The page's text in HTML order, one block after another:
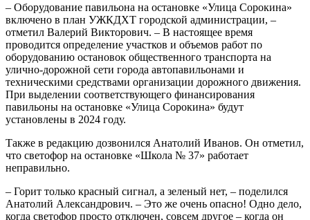
– Оборудование павильона на остановке «Улица Сорокина»
включено в план УЖКДХТ городской администрации, –
отметил Валерий Викторович. – В настоящее время
проводится определение участков и объемов работ по
оборудованию остановок общественного транспорта на
улично-дорожной сети города автопавильонами и
техническими средствами организации дорожного движения.
При выделении соответствующего финансирования
павильоны на остановке «Улица Сорокина» будут
установлены в 2024 году.
Также в редакцию дозвонился Анатолий Иванов. Он отметил,
что светофор на остановке «Школа № 37» работает
неправильно.
– Горит только красный сигнал, а зеленый нет, – поделился
Анатолий Александрович. – Это же очень опасно! Одно дело,
когда светофор просто отключен, совсем другое – когда он